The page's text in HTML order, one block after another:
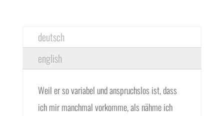
deutsch
english
Weil er so variabel und anspruchslos ist, dass
ich mir manchmal vorkomme, als nähme ich